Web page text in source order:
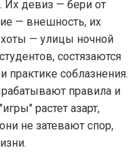
Их девиз — бери от
— внешность, их
— улицы ночной
состязаются
практике соблазнения.
правила и
растет азарт,
не затевают спор,